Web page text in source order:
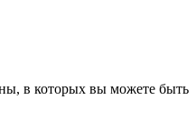
в которых вы можете быть